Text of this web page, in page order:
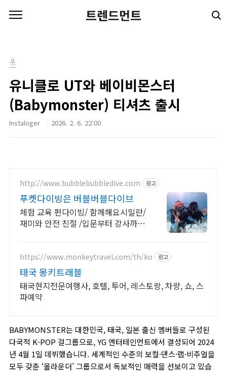
트렌드먼트
옷
유니클로 UT와 베이비몬스터
(Babymonster) 티셔츠 출시
Instaloger 2026. 2. 6. 22:00
http://www.bubblebubbledive.com 광고
푸켓다이빙은 버블버블다이브
체험 교육 펀다이빙/ 함께해요시밀란/
재미와 안전 친절 /입문부터 강사까
https://www.monkeytravel.com/th/ko 광고
태국 몽키트래블
태국현지전문여행사, 호텔, 투어, 레스토랑, 차량, 쇼, 스
파예약
BABYMONSTER는 대한민국, 태국, 일본 출신 멤버들로 구성된
다국적 K-POP 걸그룹으로, YG 엔터테인먼트에서 결성되어 2024
년 4월 1일 데뷔했습니다. 세계적인 수준의 보컬·댄스·랩·비주얼을
모두 갖춘 ‘올라운더’ 그룹으로서 독보적인 매력을 선보이고 있습